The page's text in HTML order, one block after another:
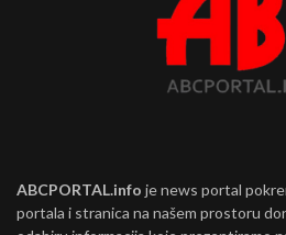
ABCPORTAL.info je news portal
portala i stranica na našem prostoru